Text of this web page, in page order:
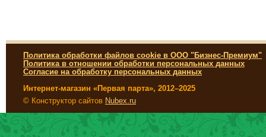
Политика обработки файлов cookie в ООО "Бизнес-Премиум"
Политика в отношении обработки персональных данных
Согласие на обработку персональных данных
Интернет-магазин «Первая парта», 2012–2025
© Конструктор сайтов Nubex.ru